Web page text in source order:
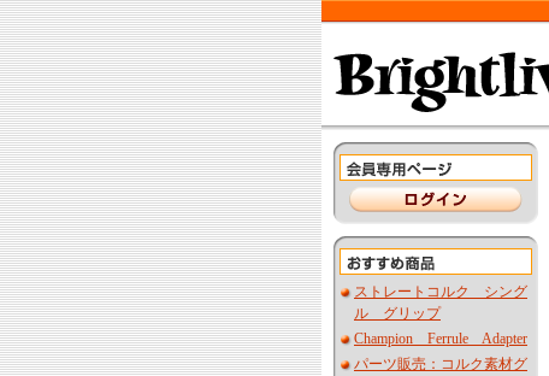
ストレートコルク シング
ル グリップ
Champion Ferrule Adapter
パーツ販売：コルク素材グ